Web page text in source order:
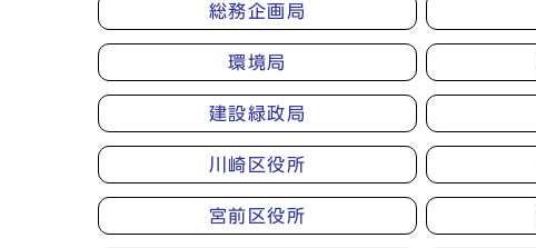
総務企画局
環境局
建設緑政局
川崎区役所
宮前区役所